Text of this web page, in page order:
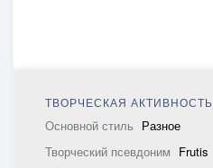
ТВОРЧЕСКАЯ АКТИВНОСТЬ
Основной стиль Разное
Творческий псевдоним Frutis